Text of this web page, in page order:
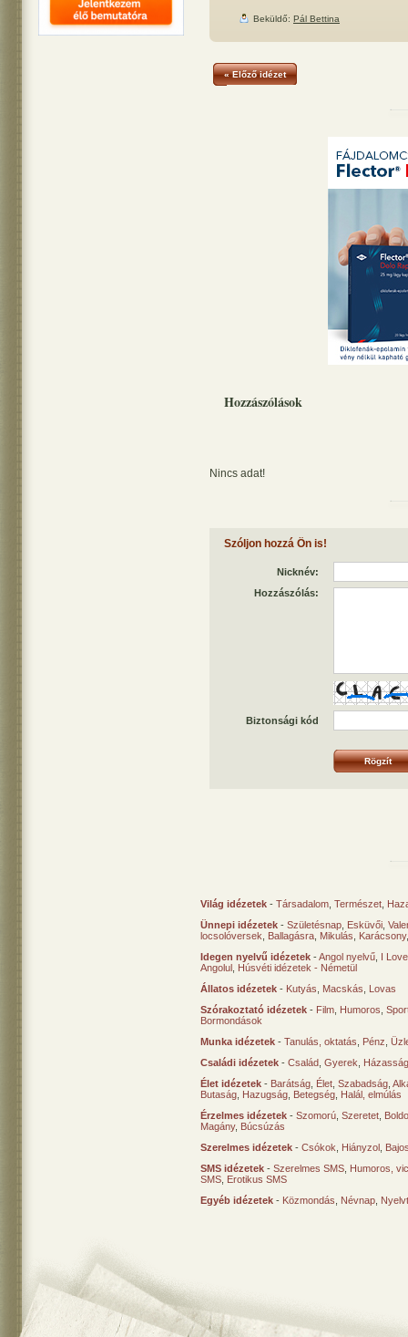
Beküldő: Pál Bettina
« Előző idézet
Hozzászólások
Nincs adat!
Szóljon hozzá Ön is!
Nicknév:
Hozzászólás:
Biztonsági kód
Világ idézetek - Társadalom Természet
Ünnepi idézetek - Születésnap Esküvői
locsolóversek
Ballagásra Mikulás Karácsony
Idegen nyelvű idézetek -Angol nyelvű I
Angolul Húsvéti idézetek - Németül
Állatos idézetek - Kutyás Macskás
Lovas
Szórakoztató idézetek - Film Humoros
Bormondások
Munka idézetek - Tanulás, oktatás Pénz
Családi idézetek - Család Gyerek
Élet idézetek - Barátság Élet Szabadság
Butaság Hazugság Betegség Halál, elmúlás
Érzelmes idézetek - Szomorú Szeretet
Magány, Búcsúzás
Szerelmes idézetek - Csókok Hiányzol
SMS idézetek - Szerelmes SMS Humoros,
SMS Erotikus SMS
Egyéb idézetek - Közmondás Névnap